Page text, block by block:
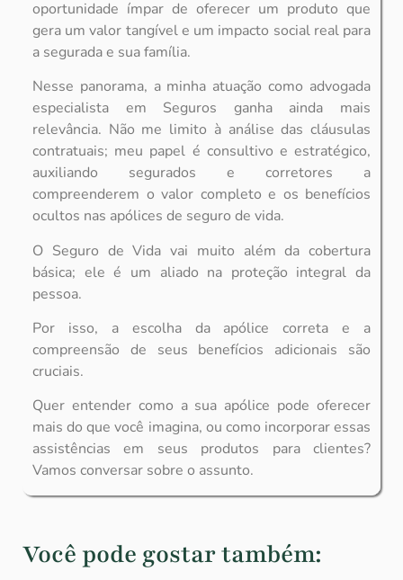
oportunidade ímpar de oferecer um produto que
gera um valor tangível e um impacto social real para
a segurada e sua família.
Nesse panorama, a minha atuação como advogada
especialista em Seguros ganha ainda mais
relevância. Não me limito à análise das cláusulas
contratuais; meu papel é consultivo e estratégico,
auxiliando segurados e corretores a
compreenderem o valor completo e os benefícios
ocultos nas apólices de seguro de vida.
O Seguro de Vida vai muito além da cobertura
básica; ele é um aliado na proteção integral da
pessoa.
Por isso, a escolha da apólice correta e a
compreensão de seus benefícios adicionais são
cruciais.
Quer entender como a sua apólice pode oferecer
mais do que você imagina, ou como incorporar essas
assistências em seus produtos para clientes?
Vamos conversar sobre o assunto.
Você pode gostar também: